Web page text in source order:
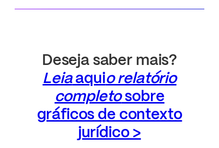
Deseja saber mais?
Leiaaquio relatório
completosobre
gráficos de contexto
jurídico >